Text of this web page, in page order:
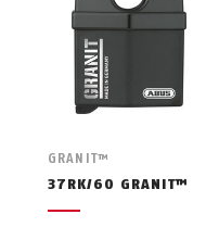
GRANIT™
37RK/60 GRANIT™